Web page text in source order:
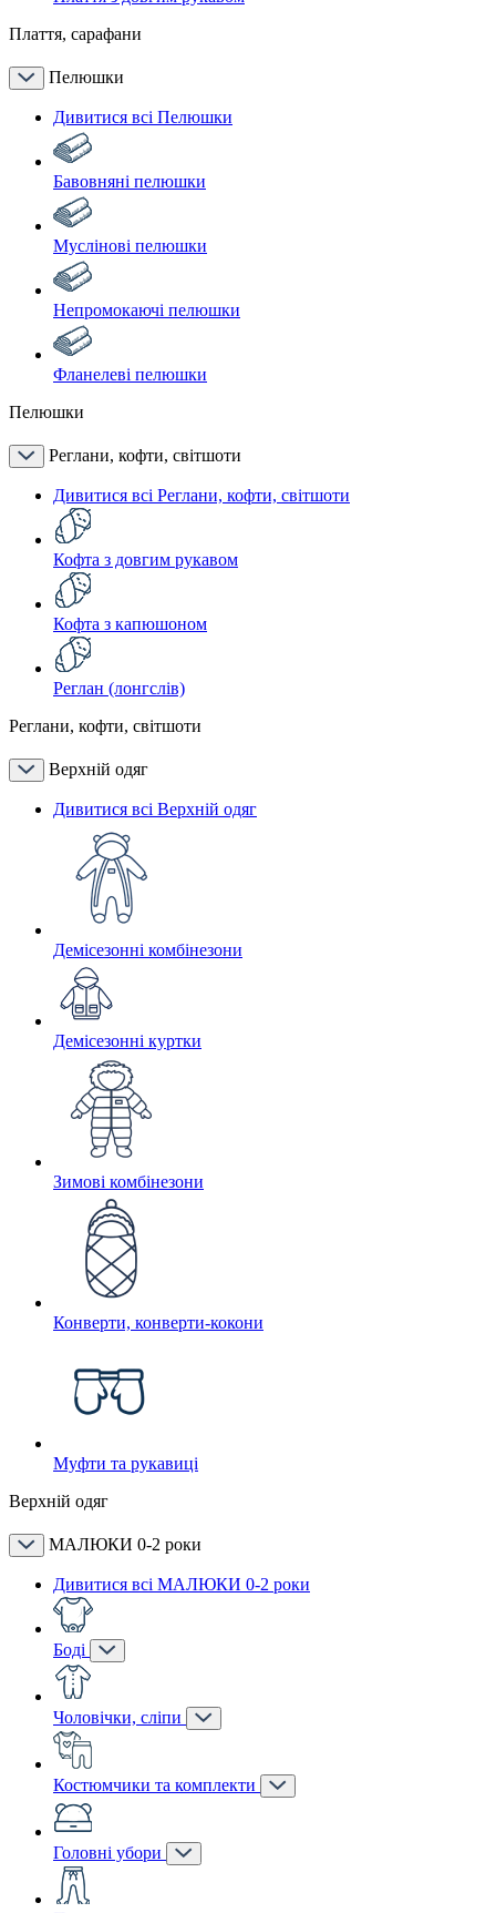
Плаття, сарафани
Пелюшки
Дивитися всі Пелюшки
Бавовняні пелюшки
Муслінові пелюшки
Непромокаючі пелюшки
Фланелеві пелюшки
Пелюшки
Реглани, кофти, світшоти
Дивитися всі Реглани, кофти, світшоти
Кофта з довгим рукавом
Кофта з капюшоном
Реглан (лонгслів)
Реглани, кофти, світшоти
Верхній одяг
Дивитися всі Верхній одяг
Демісезонні комбінезони
Демісезонні куртки
Зимові комбінезони
Конверти, конверти-кокони
Муфти та рукавиці
Верхній одяг
МАЛЮКИ 0-2 роки
Дивитися всі МАЛЮКИ 0-2 роки
Боді
Чоловічки, сліпи
Костюмчики та комплекти
Головні убори